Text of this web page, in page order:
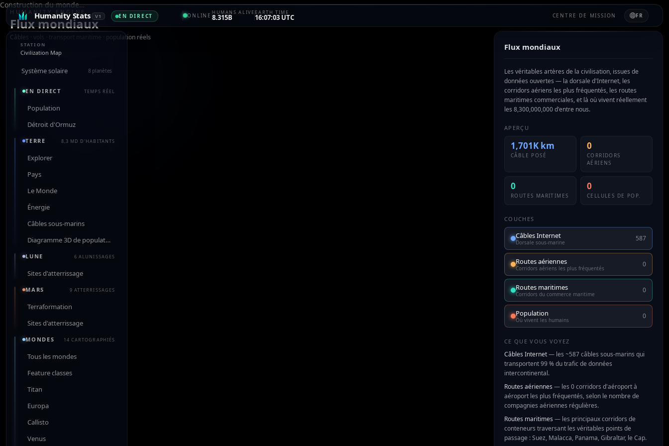
Humanity Stats V1 EN DIRECT ONLINE HUMANS ALIVE
8.315B
EARTH TIME
16:07:03 UTC CENTRE DE MISSION FR
STATION
Civilization Map
Système solaire 8 planètes
EN DIRECT TEMPS RÉEL
Population
Détroit d'Ormuz
TERRE 8,3 MD D'HABITANTS
Explorer
Pays
Le Monde
Énergie
Câbles sous-marins
Diagramme 3D de population
LUNE 6 ALUNISSAGES
Sites d'atterrissage
MARS 9 ATTERRISSAGES
Terraformation
Sites d'atterrissage
MONDES 14 CARTOGRAPHIÉS
Tous les mondes
Feature classes
Titan
Europa
Callisto
Venus
Construction du monde…
HUMANITY ENGINE
Flux mondiaux
Câbles · vols · transport maritime · population réels
Flux mondiaux
Les véritables artères de la civilisation, issues de
données ouvertes — la dorsale d'Internet, les
corridors aériens les plus fréquentés, les routes
maritimes commerciales, et là où vivent réellement
les 8,300,000,000 d'entre nous.
APERÇU
1,701K km
CÂBLE POSÉ
0
CORRIDORS
AÉRIENS
0
ROUTES MARITIMES
0
CELLULES DE POP.
COUCHES
Câbles Internet
Dorsale sous-marine 587
Routes aériennes
Corridors aériens les plus fréquentés 0
Routes maritimes
Corridors du commerce maritime 0
Population
Où vivent les humains 0
CE QUE VOUS VOYEZ
Câbles Internet— les ~587 câbles sous-marins qui
transportent 99 % du trafic de données
intercontinental.
Routes aériennes — les 0 corridors d'aéroport à
aéroport les plus fréquentés, selon le nombre de
compagnies aériennes régulières.
Routes maritimes — les principaux corridors de
conteneurs traversant les véritables points de
passage : Suez, Malacca, Panama, Gibraltar, le Cap.